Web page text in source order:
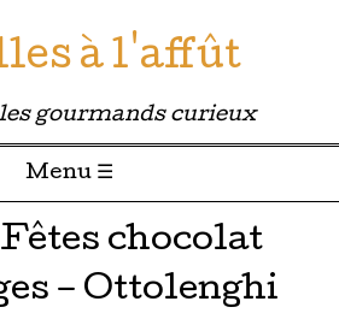
à l'affût
gourmands curieux
Menu ☰
chocolat
– Ottolenghi